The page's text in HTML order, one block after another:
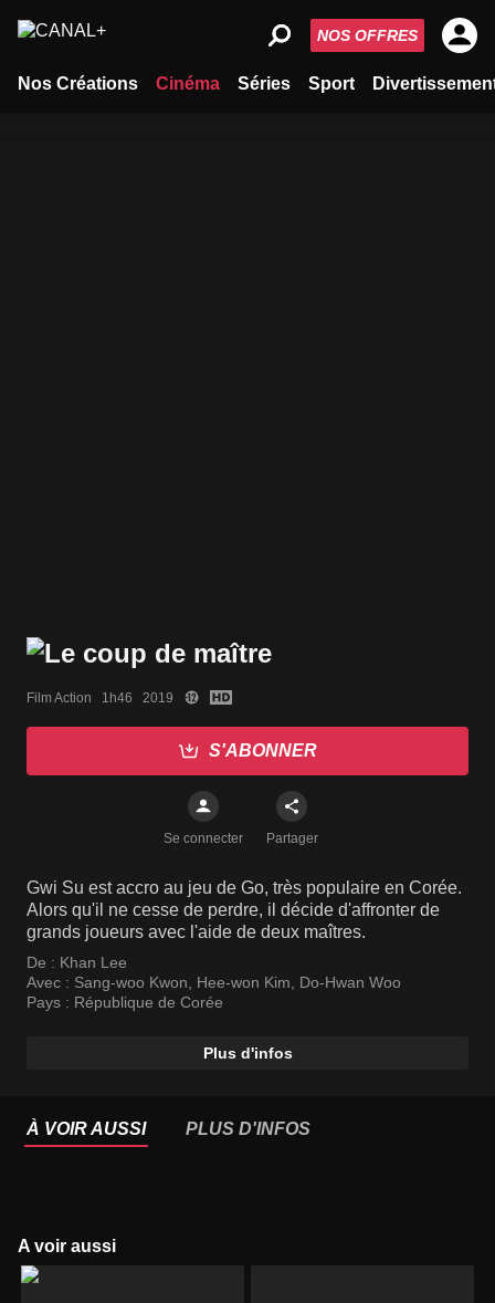
Nos Créations Cinéma Séries Sport
NOS OFFRES
Film Action   1h46   2019
S'ABONNER
Se connecter Partager
Gwi Su est accro au jeu de Go, très populaire en Corée.
Alors qu'il ne cesse de perdre, il décide d'affronter de
grands joueurs avec l'aide de deux maîtres.
De : Khan Lee
Avec : Sang-woo Kwon, Hee-won Kim, Do-Hwan Woo
Pays : République de Corée
Plus d'infos
À VOIR AUSSI PLUS D'INFOS
A voir aussi